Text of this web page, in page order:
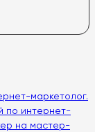
маркетолог.
по интернет-
на мастер-